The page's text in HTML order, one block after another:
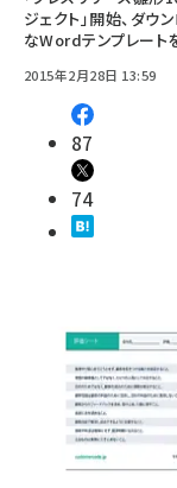
ジェクト」開始、ダウ
なWordテンプレート
2015年2月28日 13:59
87
74